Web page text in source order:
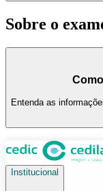
Sobre o
Entenda as
Institucional